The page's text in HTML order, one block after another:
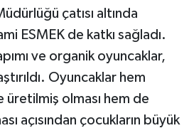
çatısı altında
ESMEK de katkı sağladı.
ve organik oyuncaklar,
Oyuncaklar hem
üretilmiş olması hem de
açısından çocukların büyük